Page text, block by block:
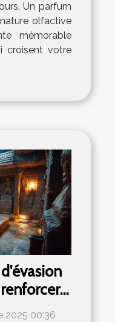
Un parfum
olfactive
mémorable
croisent votre
2025 00:36